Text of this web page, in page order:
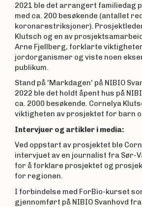
2021 ble det arrangert familiedag
med ca. 200 besøkende (antallet
koronarestriksjoner).
Klutsch og en av
Arne Fjellberg, forklarte
jordorganismer og viste noen
publikum.
Stand på 'Markdagen' på NIBIO
2022 ble det holdt åpent hus på
ca. 2000 besøkende. Cornelya
viktigheten av prosjektet for barn
Intervjuer og artikler i media:
Ved oppstart av prosjektet ble
intervjuet av en journalist fra Sør-
for å forklare prosjektet og
for regionen.
I forbindelse med ForBio-kurset
gjennomført på NIBIO Svanhovd fra